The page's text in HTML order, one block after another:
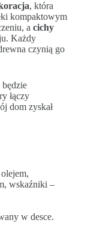
, która
kompaktowym
a cichy
Każdy
czynią go
łączy
dom zyskał
wskaźniki –
w desce.